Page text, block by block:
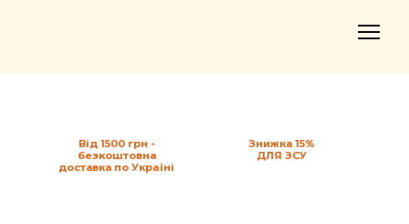
Знижка 15%
ДЛЯ ЗСУ
Від 1500 грн -
безкоштовна
доставка по Україні